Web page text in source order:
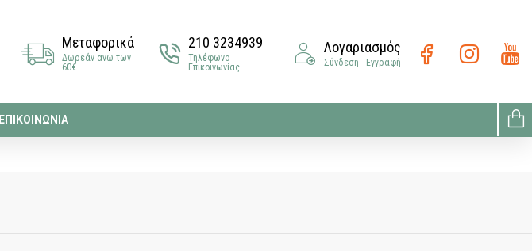
Μεταφορικά
Δωρεάν ανω των
60€
210 3234939
Τηλέφωνο
Επικοινωνίας
Λογαριασμός
Σύνδεση - Εγγραφή
ΕΠΙΚΟΙΝΩΝΙΑ